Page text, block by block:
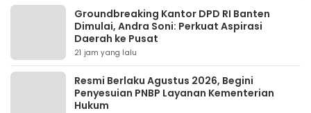
Groundbreaking Kantor DPD RI Banten
Dimulai, Andra Soni: Perkuat Aspirasi
Daerah ke Pusat
21 jam yang lalu
Resmi Berlaku Agustus 2026, Begini
Penyesuian PNBP Layanan Kementerian
Hukum